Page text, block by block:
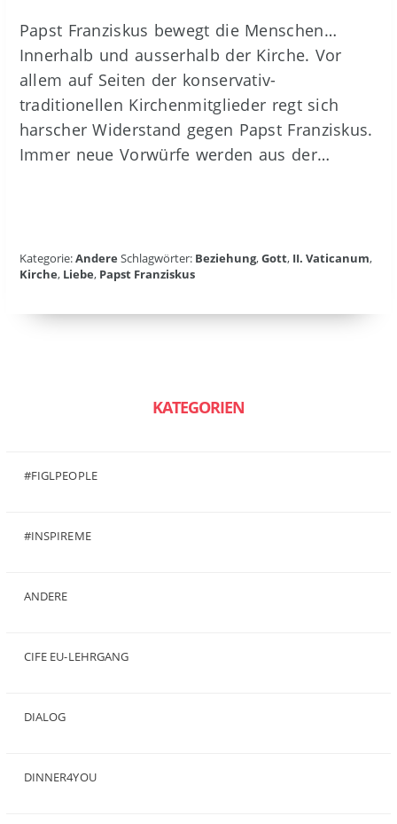
Papst Franziskus bewegt die Menschen…
Innerhalb und ausserhalb der Kirche. Vor
allem auf Seiten der konservativ-
traditionellen Kirchenmitglieder regt sich
harscher Widerstand gegen Papst Franziskus.
Immer neue Vorwürfe werden aus der…
Kategorie:Andere Schlagwörter: Beziehung,Gott, II. Vaticanum,
Kirche, Liebe, Papst Franziskus
KATEGORIEN
#FIGLPEOPLE
#INSPIREME
ANDERE
CIFE EU-LEHRGANG
DIALOG
DINNER4YOU